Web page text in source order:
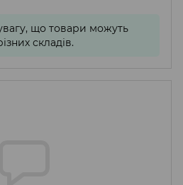
що товари можуть
складів.